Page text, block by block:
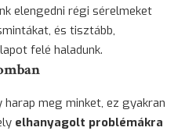
elengedni régi sérelmeket
és tisztább,
felé haladunk.
meg minket, ez gyakran
elhanyagolt problémákra